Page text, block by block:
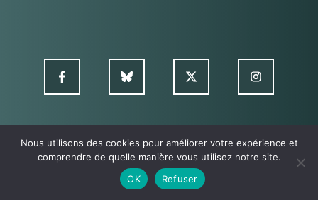
© FSO MultimediA - 2026
Nous utilisons des cookies pour améliorer votre expérience et
comprendre de quelle manière vous utilisez notre site.
OK
Refuser